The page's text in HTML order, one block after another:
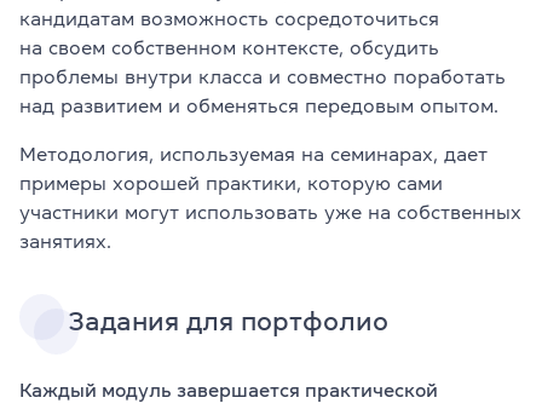
кандидатам возможность сосредоточиться
на своем собственном контексте, обсудить
проблемы внутри класса и совместно поработать
над развитием и обменяться передовым опытом.
Методология, используемая на семинарах, дает
примеры хорошей практики, которую сами
участники могут использовать уже на собственных
занятиях.
Задания для портфолио
Каждый модуль завершается практической